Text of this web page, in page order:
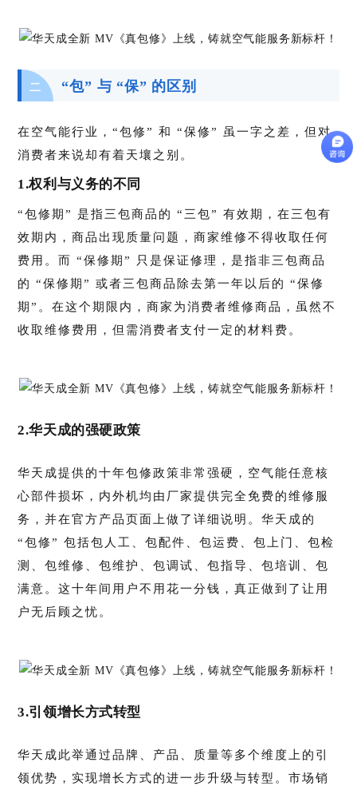
二 “包” 与 “保” 的区别
在空气能行业，“包修” 和 “保修” 虽一字之差，但对
消费者来说却有着天壤之别。
1.权利与义务的不同
“包修期” 是指三包商品的 “三包” 有效期，在三包有
效期内，商品出现质量问题，商家维修不得收取任何
费用。而 “保修期” 只是保证修理，是指非三包商品
的 “保修期” 或者三包商品除去第一年以后的 “保修
期”。在这个期限内，商家为消费者维修商品，虽然不
收取维修费用，但需消费者支付一定的材料费。
2.华天成的强硬政策
华天成提供的十年包修政策非常强硬，空气能任意核
心部件损坏，内外机均由厂家提供完全免费的维修服
务，并在官方产品页面上做了详细说明。华天成的
“包修” 包括包人工、包配件、包运费、包上门、包检
测、包维修、包维护、包调试、包指导、包培训、包
满意。这十年间用户不用花一分钱，真正做到了让用
户无后顾之忧。
3.引领增长方式转型
华天成此举通过品牌、产品、质量等多个维度上的引
领优势，实现增长方式的进一步升级与转型。市场销